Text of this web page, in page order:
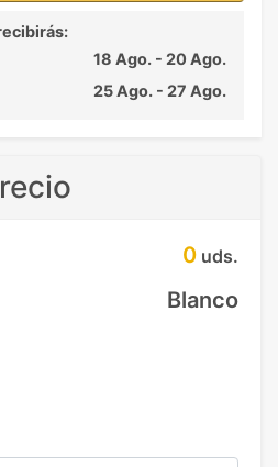
18 Ago. - 20 Ago.
25 Ago. - 27 Ago.
0 uds.
Blanco